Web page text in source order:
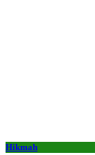
Hikmah